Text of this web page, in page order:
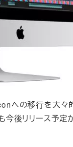
の移行を大々的
後リリース予定